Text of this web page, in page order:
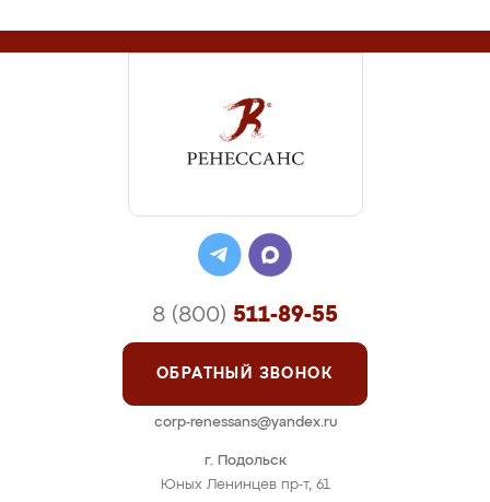
г. Подольск
Юных Ленинцев пр-т, 61
8 (800) 511-89-55
ОБРАТНЫЙ ЗВОНОК
corp-renessans@yandex.ru